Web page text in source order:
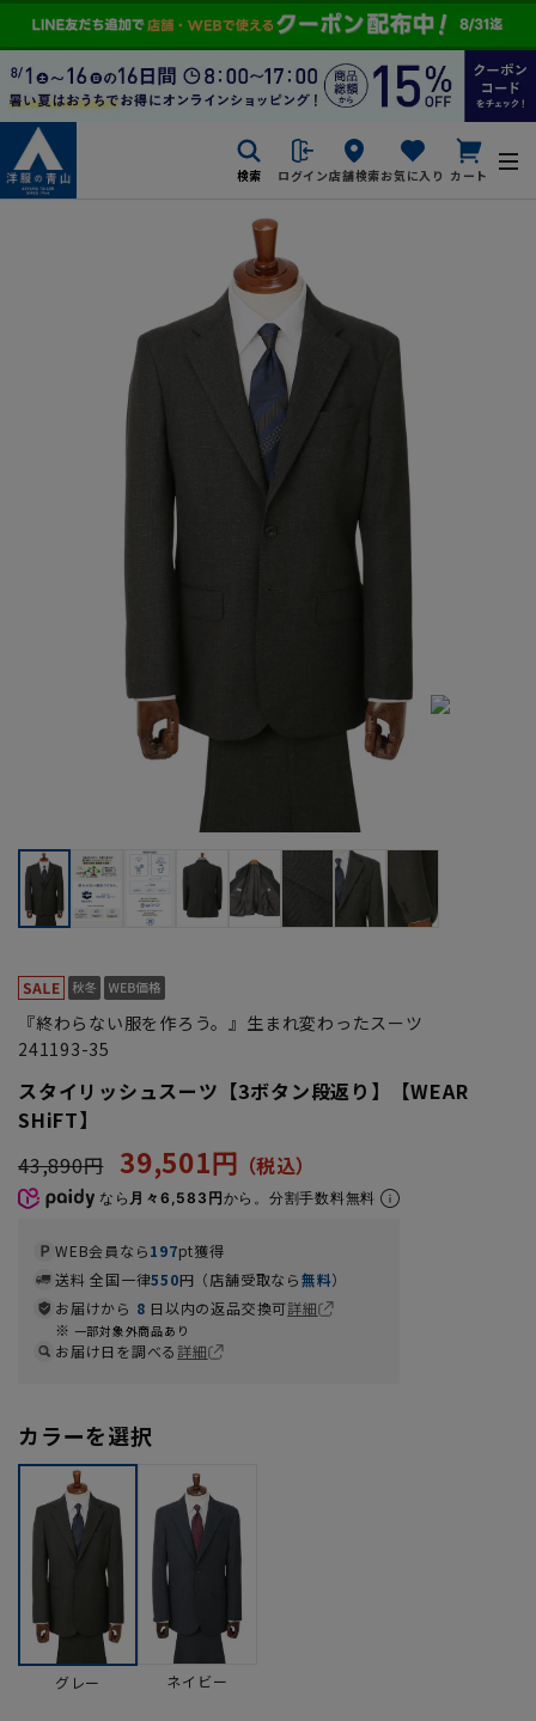
検索 ログイン店舗検索お気に入り カート
『終わらない服を作ろう。』生まれ変わったスーツ
241193-35
スタイリッシュスーツ【3ボタン段返り】【WEAR
SHiFT】
43,890円 39,501円
なら 月々6,583円から。分割手数料無料
WEB会員なら197pt獲得
送料 全国一律550円（店舗受取なら無料）
お届けから 8 日以内の返品交換可詳細
一部対象外商品あり
お届け日を調べる詳細
カラーを選択
グレー ネイビー